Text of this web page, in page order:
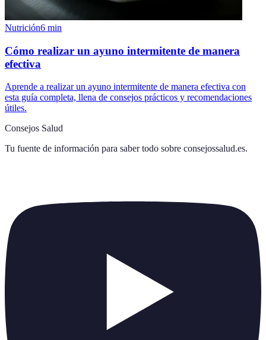
Nutrición6 min
Cómo realizar un ayuno intermitente de manera
efectiva
Aprende a realizar un ayuno intermitente de manera efectiva con
esta guía completa, llena de consejos prácticos y recomendaciones
útiles.
Consejos Salud
Tu fuente de información para saber todo sobre consejossalud.es.